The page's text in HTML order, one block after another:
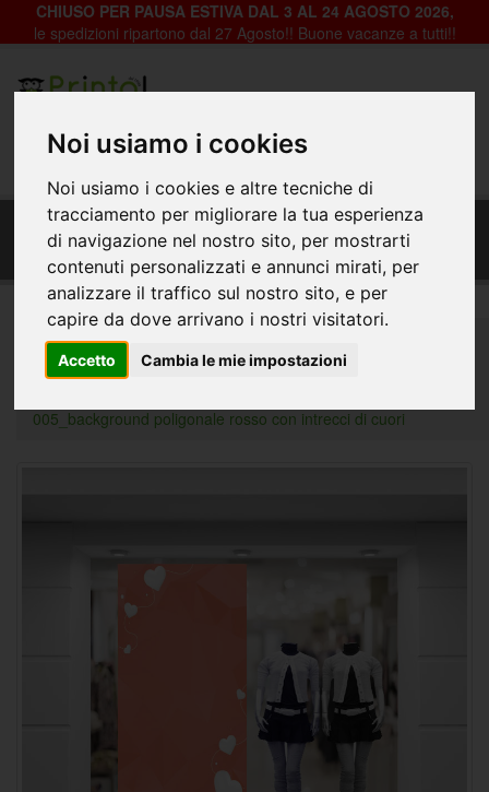
Noi usiamo i cookies
Noi usiamo i cookies e altre tecniche di
tracciamento per migliorare la tua esperienza
di navigazione nel nostro sito, per mostrarti
contenuti personalizzati e annunci mirati, per
analizzare il traffico sul nostro sito, e per
capire da dove arrivano i nostri visitatori.
Accetto Cambia le mie impostazioni
CHIUSO PER PAUSA ESTIVA DAL 3 AL 24 AGOSTO 2026,
le spedizioni ripartono dal 27 Agosto!! Buone vacanze a tutti!!
Fondale Decorativo in pvc per vetrine negozi -
Fes-005_background poligonale rosso con
intrecci di cuori
Home
Decorazioni per Vetrine, Negozi e Abitazioni
Fondali Vetrine
Festività
005_background poligonale rosso con intrecci di cuori